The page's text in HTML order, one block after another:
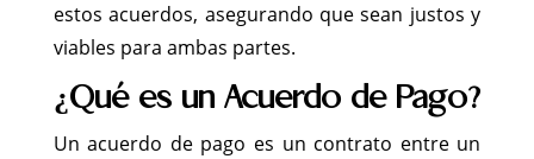
estos acuerdos, asegurando que sean justos y
viables para ambas partes.
¿Qué es un Acuerdo de Pago?
Un acuerdo de pago es un contrato entre un